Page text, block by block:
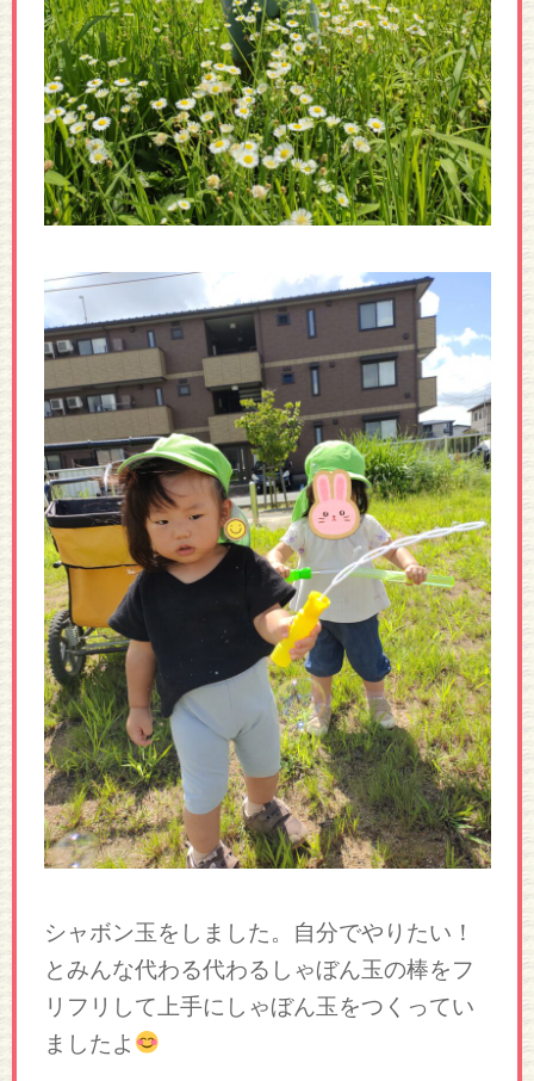
シャボン玉をしました。自分でやりたい！
とみんな代わる代わるしゃぼん玉の棒をフ
リフリして上手にしゃぼん玉をつくってい
ましたよ